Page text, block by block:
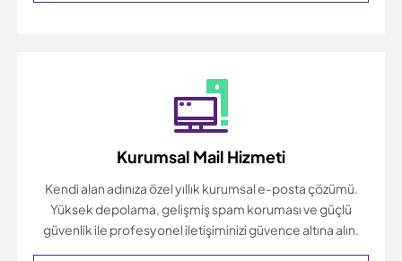
Kurumsal Mail Hizmeti
Kendi alan adınıza özel yıllık kurumsal e-posta çözümü.
Yüksek depolama, gelişmiş spam koruması ve güçlü
güvenlik ile profesyonel iletişiminizi güvence altına alın.